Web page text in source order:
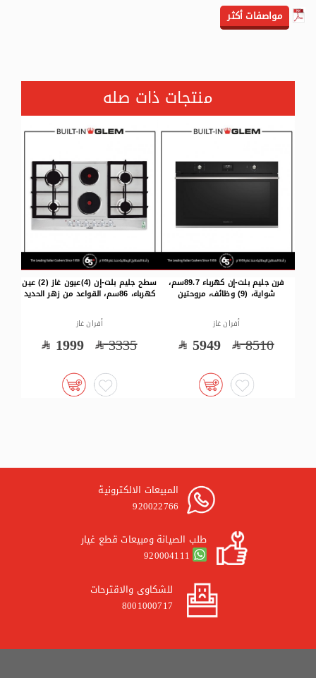
مواصفات أكثر
منتجات ذات صله
سطح جليم بلت-إن (4)عيون غاز (2) عين
كهرباء، 86سم، القواعد من زهر الحديد
أفران غاز
3335
1999
فرن جليم بلت-إن كهرباء 59.7سم،
شواية، (9) وظائف، مروحة
أفران غاز
4140
3149
المبيعات الالكترونية
920022766
طلب الصيانة ومبيعات قطع غيار
920004111
للشكاوى والاقترحات
8001000717